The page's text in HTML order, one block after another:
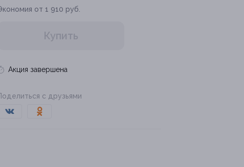
от 1 910 руб.
Купить
Акция завершена
с друзьями